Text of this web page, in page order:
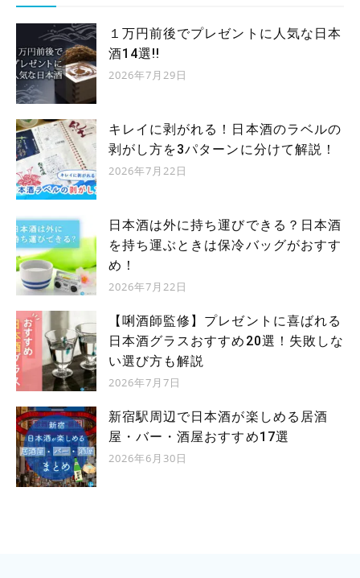
１万円前後でプレゼントに人気な日本
酒14選!!
2026年7月29日
キレイに剥がれる！日本酒のラベルの
剥がし方を3パターンに分けて解説！
2026年7月22日
日本酒は外に持ち運びできる？日本酒
を持ち運ぶときは保冷バッグがおすす
め！
2026年7月22日
【唎酒師監修】プレゼントに喜ばれる
日本酒グラスおすすめ20選！失敗しな
い選び方も解説
2026年7月7日
新宿駅周辺で日本酒が楽しめる居酒
屋・バー・酒屋おすすめ17選
2026年6月30日